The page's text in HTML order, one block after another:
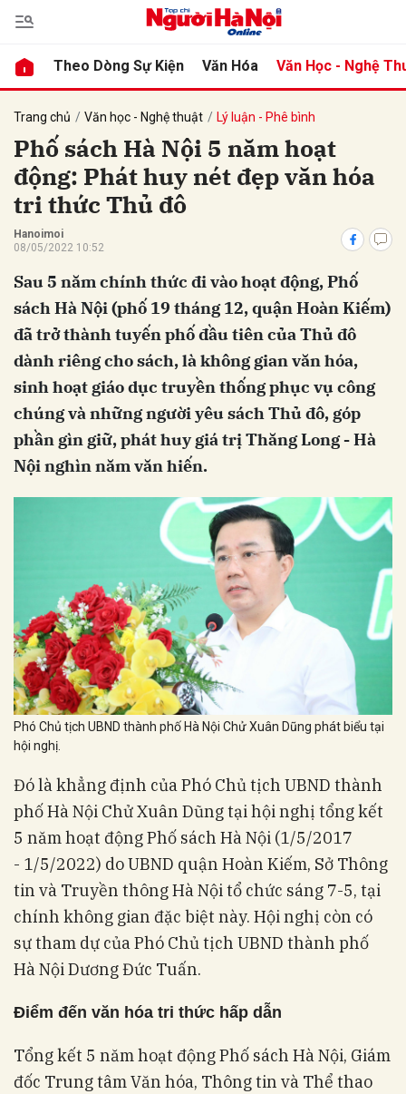
Theo Dòng Sự Kiện Văn Hóa Văn Học - Nghệ
Trang chủ Văn học - Nghệ thuật Lý luận - Phê bình
Phố sách Hà Nội 5 năm hoạt
động: Phát huy nét đẹp văn hóa
tri thức Thủ đô
Hanoimoi
08/05/2022 10:52
Sau 5 năm chính thức đi vào hoạt động, Phố
sách Hà Nội (phố 19 tháng 12, quận Hoàn Kiếm)
đã trở thành tuyến phố đầu tiên của Thủ đô
dành riêng cho sách, là không gian văn hóa,
sinh hoạt giáo dục truyền thống phục vụ công
chúng và những người yêu sách Thủ đô, góp
phần gìn giữ, phát huy giá trị Thăng Long - Hà
Nội nghìn năm văn hiến.
Phó Chủ tịch UBND thành phố Hà Nội Chử Xuân Dũng phát biểu tại
hội nghị.
Đó là khẳng định của Phó Chủ tịch UBND thành
phố Hà Nội Chử Xuân Dũng tại hội nghị tổng kết
5 năm hoạt động Phố sách Hà Nội (1/5/2017
- 1/5/2022) do UBND quận Hoàn Kiếm, Sở Thông
tin và Truyền thông Hà Nội tổ chức sáng 7-5, tại
chính không gian đặc biệt này. Hội nghị còn có
sự tham dự của Phó Chủ tịch UBND thành phố
Hà Nội Dương Đức Tuấn.
Điểm đến văn hóa tri thức hấp dẫn
Tổng kết 5 năm hoạt động Phố sách Hà Nội, Giám
đốc Trung tâm Văn hóa, Thông tin và Thể thao
luận
Hủy